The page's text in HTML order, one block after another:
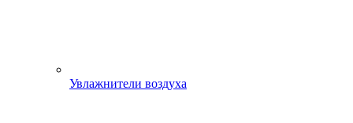
Увлажнители воздуха